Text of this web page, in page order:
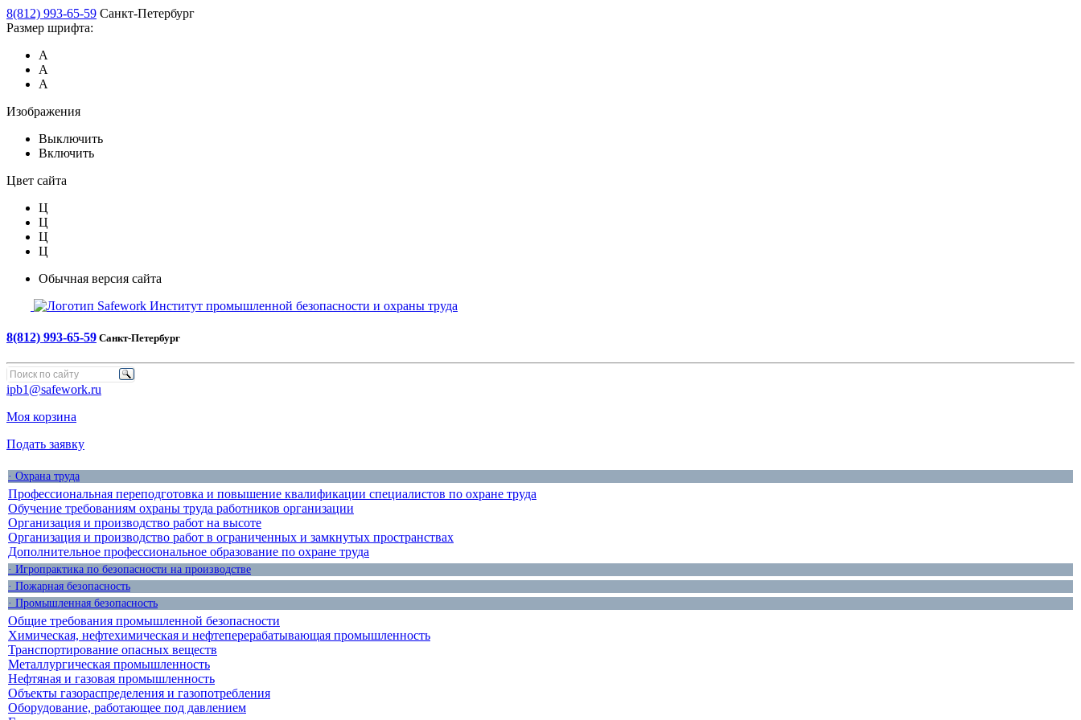
8(812) 993-65-59 Санкт-Петербург
Размер шрифта:
А
А
А
Изображения
Выключить
Включить
Цвет сайта
Ц
Ц
Ц
Ц
Обычная версия сайта
Safework Институт промышленной безопасности и охраны труда
8(812) 993-65-59 Санкт-Петербург
ipb1@safework.ru
Моя корзина
Подать заявку
· Охрана труда
Профессиональная переподготовка и повышение квалификации специалистов по охране труда
Обучение требованиям охраны труда работников организации
Организация и производство работ на высоте
Организация и производство работ в ограниченных и замкнутых пространствах
Дополнительное профессиональное образование по охране труда
· Игропрактика по безопасности на производстве
· Пожарная безопасность
· Промышленная безопасность
Общие требования промышленной безопасности
Химическая, нефтехимическая и нефтеперерабатывающая промышленность
Транспортирование опасных веществ
Металлургическая промышленность
Нефтяная и газовая промышленность
Объекты газораспределения и газопотребления
Оборудование, работающее под давлением